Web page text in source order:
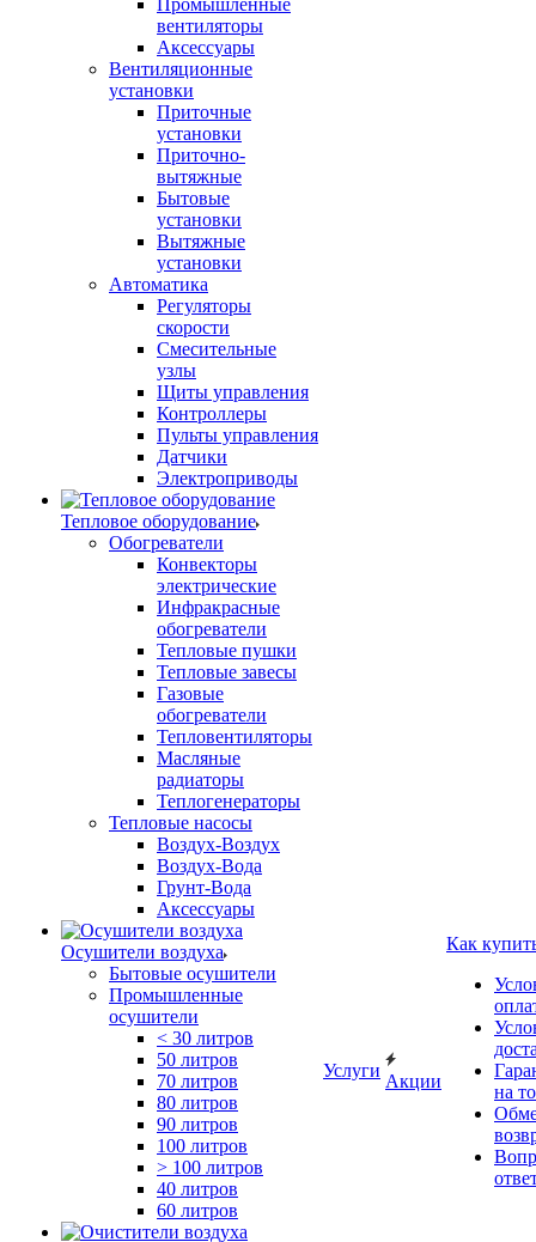
Промышленные
вентиляторы
Аксессуары
Вентиляционные
установки
Приточные
установки
Приточно-
вытяжные
Бытовые
установки
Вытяжные
установки
Автоматика
Регуляторы
скорости
Смесительные
узлы
Щиты управления
Контроллеры
Пульты управления
Датчики
Электроприводы
Тепловое оборудование
Обогреватели
Конвекторы
электрические
Инфракрасные
обогреватели
Тепловые пушки
Тепловые завесы
Газовые
обогреватели
Тепловентиляторы
Масляные
радиаторы
Теплогенераторы
Тепловые насосы
Воздух-Воздух
Воздух-Вода
Грунт-Вода
Аксессуары
Осушители воздуха
Бытовые осушители
Промышленные
осушители
< 30 литров
50 литров
70 литров
80 литров
90 литров
100 литров
> 100 литров
40 литров
60 литров
Услуги
Акции
Как
на